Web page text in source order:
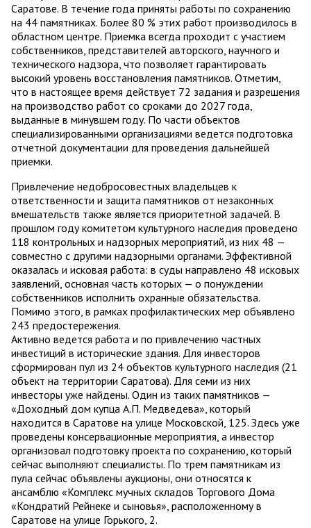
Саратове. В течение года приняты работы по сохранению
на 44 памятниках. Более 80 % этих работ производилось в
областном центре. Приемка всегда проходит с участием
собственников, представителей авторского, научного и
технического надзора, что позволяет гарантировать
высокий уровень восстановления памятников. Отметим,
что в настоящее время действует 72 задания и разрешения
на производство работ со сроками до 2027 года,
выданные в минувшем году. По части объектов
специализированными организациями ведется подготовка
отчетной документации для проведения дальнейшей
приемки.
Привлечение недобросовестных владельцев к
ответственности и защита памятников от незаконных
вмешательств также является приоритетной задачей. В
прошлом году комитетом культурного наследия проведено
118 контрольных и надзорных мероприятий, из них 48 —
совместно с другими надзорными органами. Эффективной
оказалась и исковая работа: в суды направлено 48 исковых
заявлений, основная часть которых — о понуждении
собственников исполнить охранные обязательства.
Помимо этого, в рамках профилактических мер объявлено
243 предостережения.
Активно ведется работа и по привлечению частных
инвестиций в исторические здания. Для инвесторов
сформирован пул из 24 объектов культурного наследия (21
объект на территории Саратова). Для семи из них
инвесторы уже найдены. Один из таких памятников —
«Доходный дом купца А.П. Медведева», который
находится в Саратове на улице Московской, 125. Здесь уже
проведены консервационные мероприятия, а инвестор
организовал подготовку проекта по сохранению, который
сейчас выполняют специалисты. По трем памятникам из
пула сейчас объявлены аукционы, они относятся к
ансамблю «Комплекс мучных складов Торгового Дома
«Кондратий Рейнеке и сыновья», расположенному в
Саратове на улице Горького, 2.